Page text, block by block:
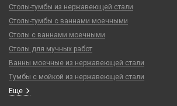
Столы-тумбы из нержавеющей стали
Столы-тумбы с ваннами моечными
Столы с ваннами моечными
Столы для мучных работ
Ванны моечные из нержавеющей стали
Тумбы с мойкой из нержавеющей стали
Еще